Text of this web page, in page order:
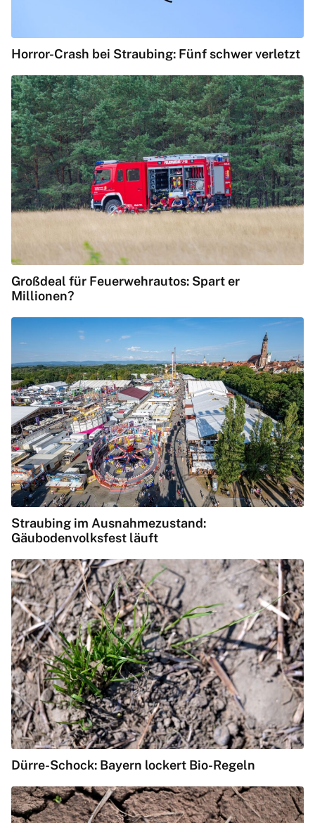
Horror-Crash bei Straubing: Fünf schwer verletzt
Großdeal für Feuerwehrautos: Spart er
Millionen?
Straubing im Ausnahmezustand:
Gäubodenvolksfest läuft
Dürre-Schock: Bayern lockert Bio-Regeln